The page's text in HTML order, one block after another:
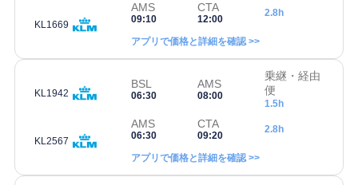
KL1669
AMS
09:10
CTA
12:00
2.8h
アプリで価格と詳細を確認 >>
KL1942
BSL
06:30
AMS
08:00
乗継・経由
便
1.5h
KL2567
AMS
06:30
CTA
09:20
2.8h
アプリで価格と詳細を確認 >>